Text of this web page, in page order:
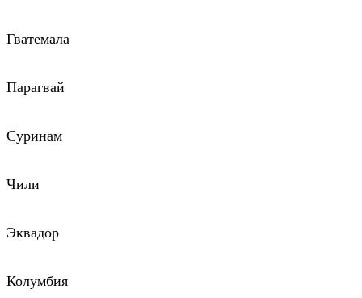
Гватемала
Парагвай
Суринам
Чили
Эквадор
Колумбия